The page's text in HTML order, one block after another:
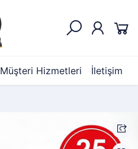
Müşteri Hizmetleri İletişim